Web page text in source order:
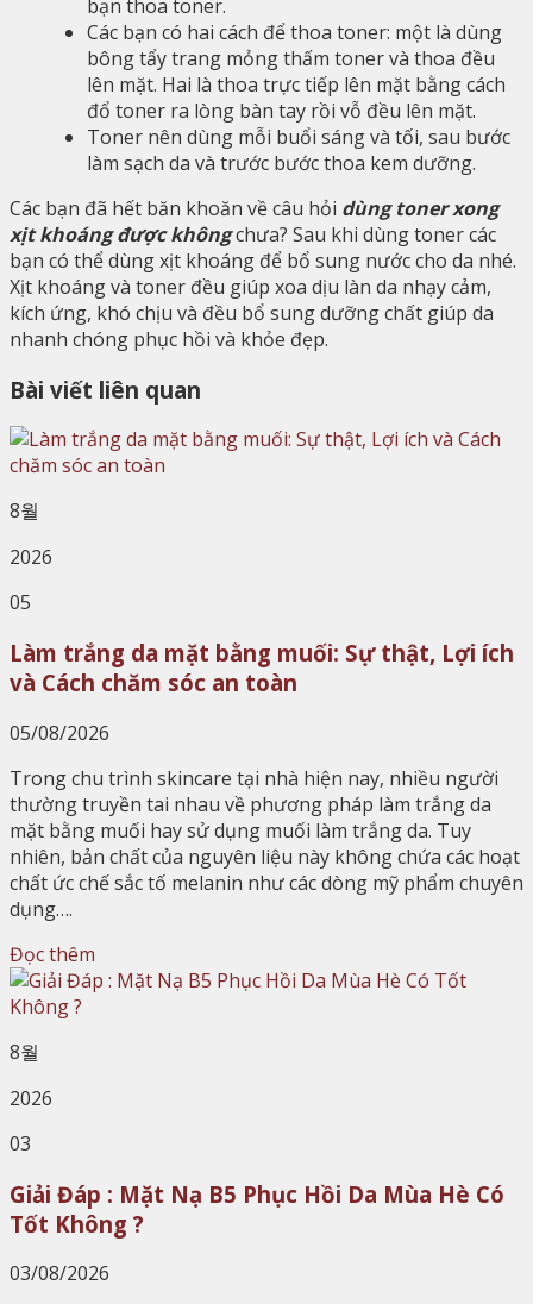
bạn thoa toner.
Các bạn có hai cách để thoa toner: một là dùng
bông tẩy trang mỏng thấm toner và thoa đều
lên mặt. Hai là thoa trực tiếp lên mặt bằng cách
đổ toner ra lòng bàn tay rồi vỗ đều lên mặt.
Toner nên dùng mỗi buổi sáng và tối, sau bước
làm sạch da và trước bước thoa kem dưỡng.
Các bạn đã hết băn khoăn về câu hỏi dùng toner xong
xịt khoáng được khôngchưa? Sau khi dùng toner các
bạn có thể dùng xịt khoáng để bổ sung nước cho da nhé.
Xịt khoáng và toner đều giúp xoa dịu làn da nhạy cảm,
kích ứng, khó chịu và đều bổ sung dưỡng chất giúp da
nhanh chóng phục hồi và khỏe đẹp.
Bài viết liên quan
8월
2026
05
Làm trắng da mặt bằng muối: Sự thật, Lợi ích
và Cách chăm sóc an toàn
05/08/2026
Trong chu trình skincare tại nhà hiện nay, nhiều người
thường truyền tai nhau về phương pháp làm trắng da
mặt bằng muối hay sử dụng muối làm trắng da. Tuy
nhiên, bản chất của nguyên liệu này không chứa các hoạt
chất ức chế sắc tố melanin như các dòng mỹ phẩm chuyên
dụng….
Đọc thêm
8월
2026
03
Giải Đáp : Mặt Nạ B5 Phục Hồi Da Mùa Hè Có
Tốt Không ?
03/08/2026